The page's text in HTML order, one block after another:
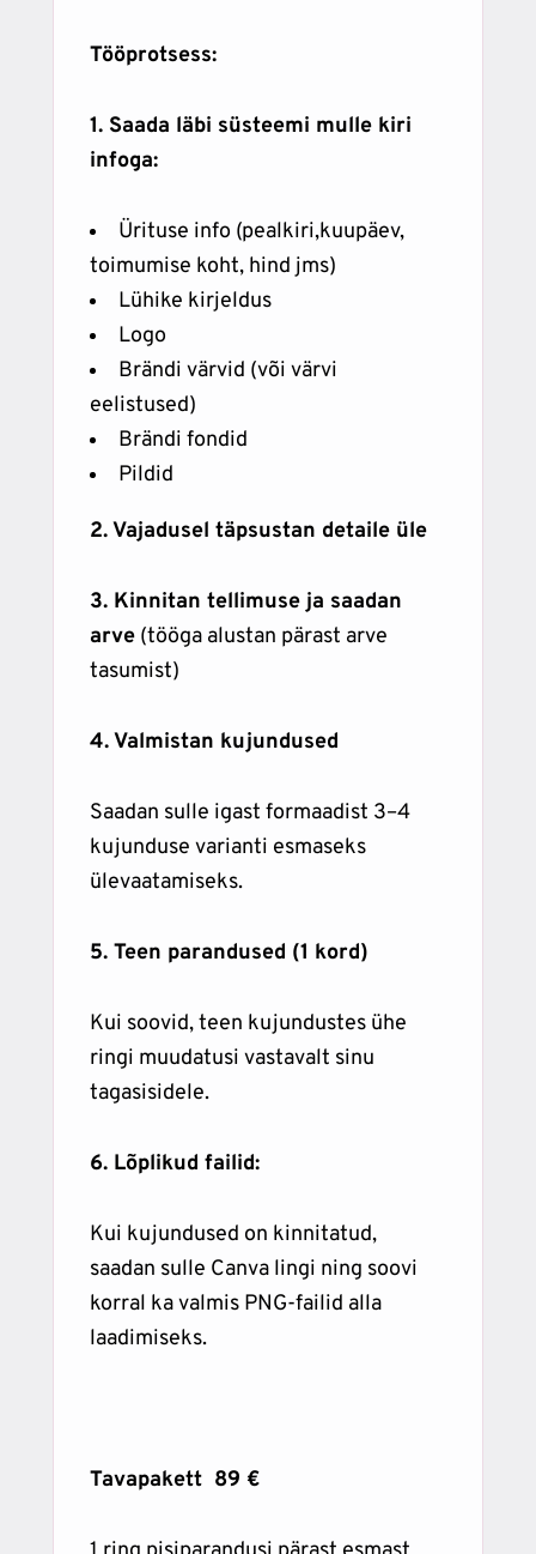
Tööprotsess:
1. Saada läbi süsteemi mulle kiri
infoga:
Ürituse info (pealkiri,kuupäev,
toimumise koht, hind jms)
Lühike kirjeldus
Logo
Brändi värvid (või värvi
eelistused)
Brändi fondid
Pildid
2. Vajadusel täpsustan detaile üle
3. Kinnitan tellimuse ja saadan
arve (tööga alustan pärast arve
tasumist)
4. Valmistan kujundused
Saadan sulle igast formaadist 3–4
kujunduse varianti esmaseks
ülevaatamiseks.
5. Teen parandused (1 kord)
Kui soovid, teen kujundustes ühe
ringi muudatusi vastavalt sinu
tagasisidele.
6. Lõplikud failid:
Kui kujundused on kinnitatud,
saadan sulle Canva lingi ning soovi
korral ka valmis PNG-failid alla
laadimiseks.
Tavapakett 89 €